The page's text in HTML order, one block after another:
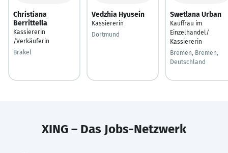
Christiana
Berrittella
Kassiererin
/Verkäuferin
Brakel
Vedzhia Hyusein
Kassiererin
Dortmund
Swetlana Urban
Kauffrau im
Einzelhandel/
Kassiererin
Bremen, Bremen,
Deutschland
XING – Das Jobs-Netzwerk